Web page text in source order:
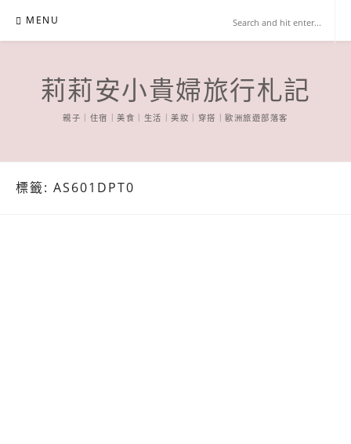
content
MENU
莉莉安小貴婦旅行札記
親子｜住宿｜美食｜生活｜美妝｜穿搭｜歐洲旅遊部落客
標籤: AS601DPT0